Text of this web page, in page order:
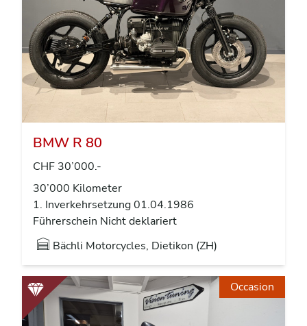
BMW R 80
CHF 30’000.-
30’000 Kilometer
1. Inverkehrsetzung 01.04.1986
Führerschein Nicht deklariert
Bächli Motorcycles, Dietikon (ZH)
Occasion